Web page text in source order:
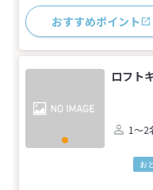
おすすめポイント
ロフト
1～2
お